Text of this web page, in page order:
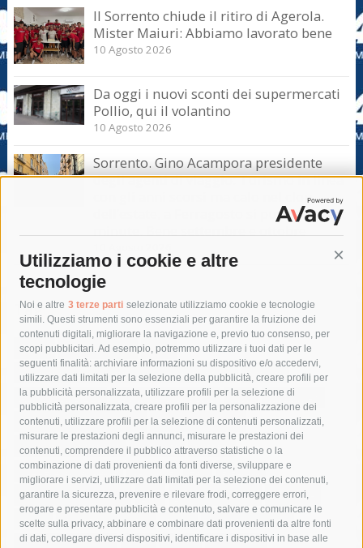
Utilizziamo i cookie e altre
tecnologie
Noi e altre 3 terze parti selezionate utilizziamo cookie e tecnologie
simili. Questi strumenti sono essenziali per garantire la fruizione dei
contenuti digitali, migliorare la navigazione e, previo tuo consenso, per
scopi pubblicitari. Ad esempio, potremmo utilizzare i tuoi dati per le
seguenti finalità: archiviare informazioni su dispositivo e/o accedervi,
utilizzare dati limitati per la selezione della pubblicità, creare profili per
la pubblicità personalizzata, utilizzare profili per la selezione di
pubblicità personalizzata, creare profili per la personalizzazione dei
contenuti, utilizzare profili per la selezione di contenuti personalizzati,
misurare le prestazioni degli annunci, misurare le prestazioni dei
contenuti, comprendere il pubblico attraverso statistiche o la
combinazione di dati provenienti da fonti diverse, sviluppare e
migliorare i servizi, utilizzare dati limitati per la selezione dei contenuti,
garantire la sicurezza, prevenire e rilevare frodi, correggere errori,
erogare e presentare pubblicità e contenuto, salvare e comunicare le
scelte sulla privacy, abbinare e combinare dati provenienti da altre fonti
di dati, collegare diversi dispositivi, identificare i dispositivi in base alle
Il Sorrento chiude il ritiro di Agerola.
Mister Maiuri: Abbiamo lavorato bene
10 Agosto 2026
Da oggi i nuovi sconti dei supermercati
Pollio, qui il volantino
10 Agosto 2026
Sorrento. Gino Acampora presidente
degli agenti di viaggio: Turismo in linea
con gli anni scorsi ma calo nel clou
dell’estate, a Ferragosto si punta sul last
minute. Bene settembre e ottobre
Tag
acqua allerta meteo
anas
area marina protetta di punta campanella
arresto
Asl Napoli 3 sud
capitaneria di porto capri
carabinieri
castellammare di stabia
circumvesuviana
comune di sorrento
concerto
contagi
costiera amalfitana
covid-19 eav
elezioni
fondazione sorrento
gori guardia costiera
incidente
lavori
lorenzo balducelli mare
massa lubrense
massimo coppola
Meta napoli ordinanza